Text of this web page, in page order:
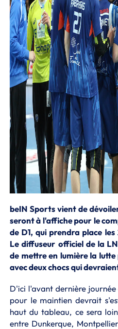
beIN Sports vient de
seront à l'affiche pour le
de D1, qui prendra place
Le diffuseur officiel de la
de mettre en lumière la
avec deux chocs qui
D'ici l'avant dernière
pour le maintien devrait
haut du tableau, ce sera
entre Dunkerque,